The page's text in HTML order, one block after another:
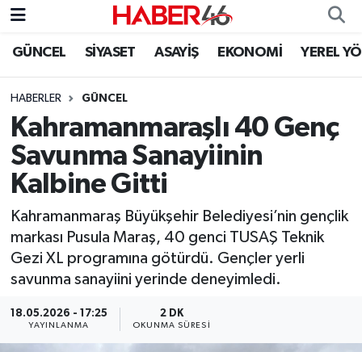
GÜNCEL SİYASET ASAYİŞ EKONOMİ YEREL
HABERLER GÜNCEL
Kahramanmaraşlı 40 Genç
Savunma Sanayiinin
Kalbine Gitti
Kahramanmaraş Büyükşehir Belediyesi’nin gençlik
markası Pusula Maraş, 40 genci TUSAŞ Teknik
Gezi XL programına götürdü. Gençler yerli
savunma sanayiini yerinde deneyimledi.
18.05.2026 - 17:25
YAYINLANMA
2 DK
OKUNMA SÜRESI
GÜNCEL
SİYASET
SPOR
YAŞAM
TEKNOLOJİ
SAĞLIK
Nöbetçi Eczaneler
Hava Durumu
Kahramanmaraş Namaz Vakitleri
Trafik Durumu
Süper Lig Puan Durumu ve Fikstür
Tüm Manşetler
Son Dakika Haberleri